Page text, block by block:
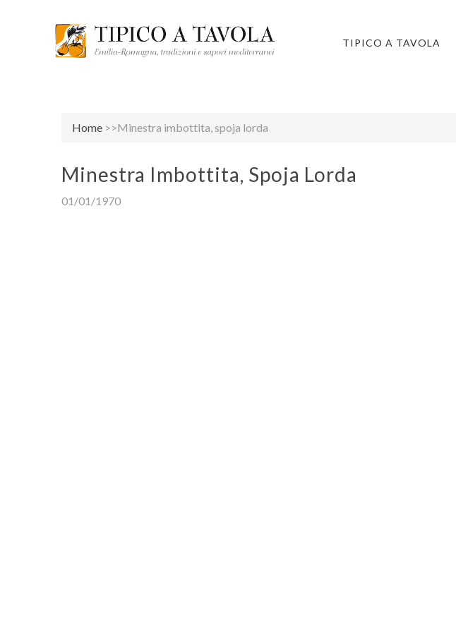
TIPICO A TAVOLA
Home >>Minestra imbottita, spoja lorda
Minestra Imbottita, Spoja Lorda
01/01/1970